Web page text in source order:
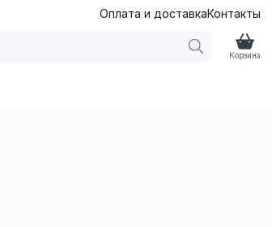
Оплата и доставкаКонтакты
Корзина